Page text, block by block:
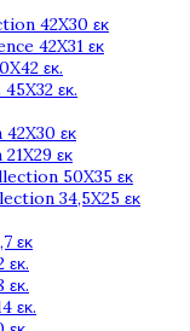
42X30 εκ
42X31 εκ
εκ.
εκ.
εκ
εκ
50X35 εκ
34,5X25 εκ
εκ
εκ.
εκ.
εκ.